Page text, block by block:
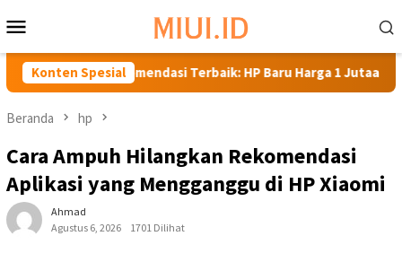
ke
kontenMobile
Konten Spesial
Rekomendasi Terbaik: HP Baru Harga 1 Jutaan
Beranda hp
Cara Ampuh Hilangkan Rekomendasi
Aplikasi yang Mengganggu di HP Xiaomi
Ahmad
Agustus 6, 2026
1701 Dilihat